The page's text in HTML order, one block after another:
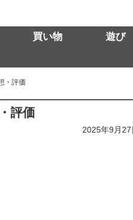
買い物 遊び
・評価
評価
2025年9月27